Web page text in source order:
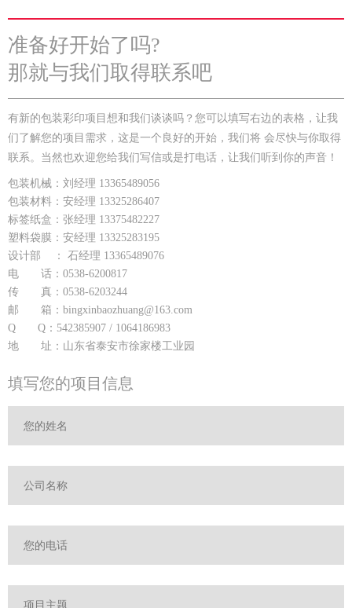
准备好开始了吗?
那就与我们取得联系吧
有新的包装彩印项目想和我们谈谈吗？您可以填写右边的表格，让我
们了解您的项目需求，这是一个良好的开始，我们将 会尽快与你取得
联系。当然也欢迎您给我们写信或是打电话，让我们听到你的声音！
包装机械：刘经理 13365489056
包装材料：安经理 13325286407
标签纸盒：张经理 13375482227
塑料袋膜：安经理 13325283195
设计部 ： 石经理 13365489076
电 话：0538-6200817
传 真：0538-6203244
邮 箱：bingxinbaozhuang@163.com
Q Q：542385907 / 1064186983
地 址：山东省泰安市徐家楼工业园
填写您的项目信息